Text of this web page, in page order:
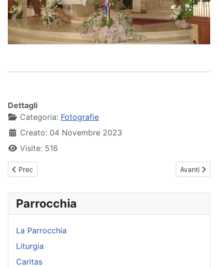
Dettagli
Categoria: Fotografie
Creato: 04 Novembre 2023
Visite: 516
Articolo precedente: 2008-01-06 Epifania - Presepe Vivente
Prec Articolo
Avanti
Parrocchia
La Parrocchia
Liturgia
Caritas